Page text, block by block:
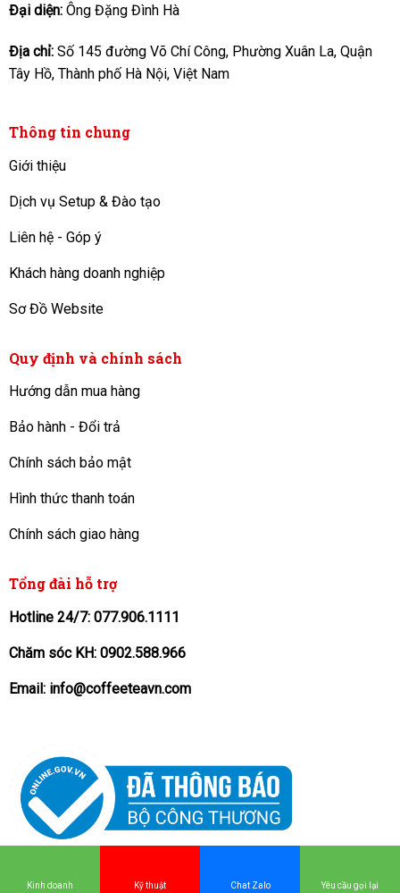
Đại diện: Ông Đặng Đình Hà
Địa chỉ: Số 145 đường Võ Chí Công, Phường Xuân La, Quận
Tây Hồ, Thành phố Hà Nội, Việt Nam
Thông tin chung
Giới thiệu
Dịch vụ Setup & Đào tạo
Liên hệ - Góp ý
Khách hàng doanh nghiệp
Sơ Đồ Website
Quy định và chính sách
Hướng dẫn mua hàng
Bảo hành - Đổi trả
Chính sách bảo mật
Hình thức thanh toán
Chính sách giao hàng
Tổng đài hỗ trợ
Hotline 24/7: 077.906.1111
Chăm sóc KH: 0902.588.966
Email: info@coffeeteavn.com
077 906
Kinh doanh Kỹ thuật Chat Zalo Yêu cầu gọi lại